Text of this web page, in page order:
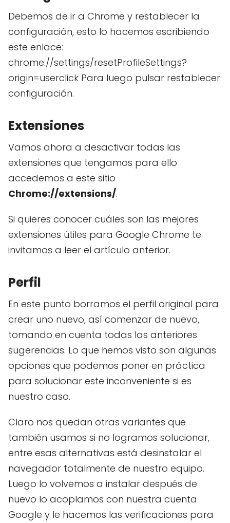
Debemos de ir a Chrome y restablecer la
configuración, esto lo hacemos escribiendo
este enlace:
chrome://settings/resetProfileSettings?
origin=userclick Para luego pulsar restablecer
configuración.
Extensiones
Vamos ahora a desactivar todas las
extensiones que tengamos para ello
accedemos a este sitio
Chrome://extensions/.
Si quieres conocer cuáles son las mejores
extensiones útiles para Google Chrome te
invitamos a leer el artículo anterior.
Perfil
En este punto borramos el perfil original para
crear uno nuevo, así comenzar de nuevo,
tomando en cuenta todas las anteriores
sugerencias. Lo que hemos visto son algunas
opciones que podemos poner en práctica
para solucionar este inconveniente si es
nuestro caso.
Claro nos quedan otras variantes que
también usamos si no logramos solucionar,
entre esas alternativas está desinstalar el
navegador totalmente de nuestro equipo.
Luego lo volvemos a instalar después de
nuevo lo acoplamos con nuestra cuenta
Google y le hacemos las verificaciones para